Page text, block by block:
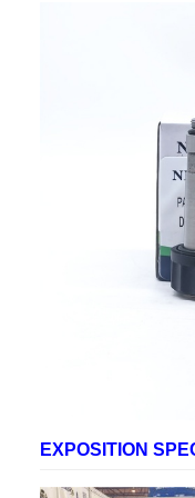
EXPOSITION